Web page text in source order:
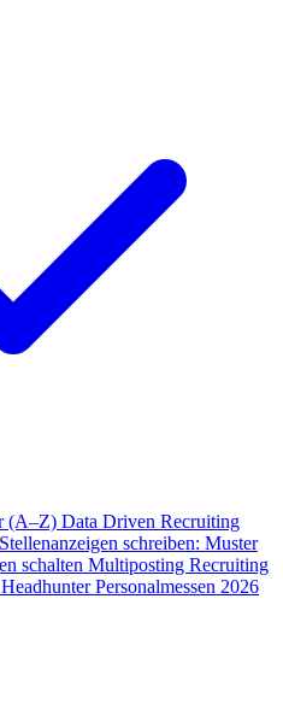
(A–Z) Data Driven Recruiting
Stellenanzeigen schreiben: Muster
schalten Multiposting Recruiting
Personalmessen 2026